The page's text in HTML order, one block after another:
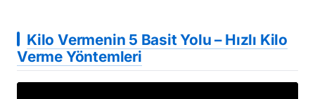
Kilo Vermenin 5 Basit Yolu – Hızlı Kilo
Verme Yöntemleri